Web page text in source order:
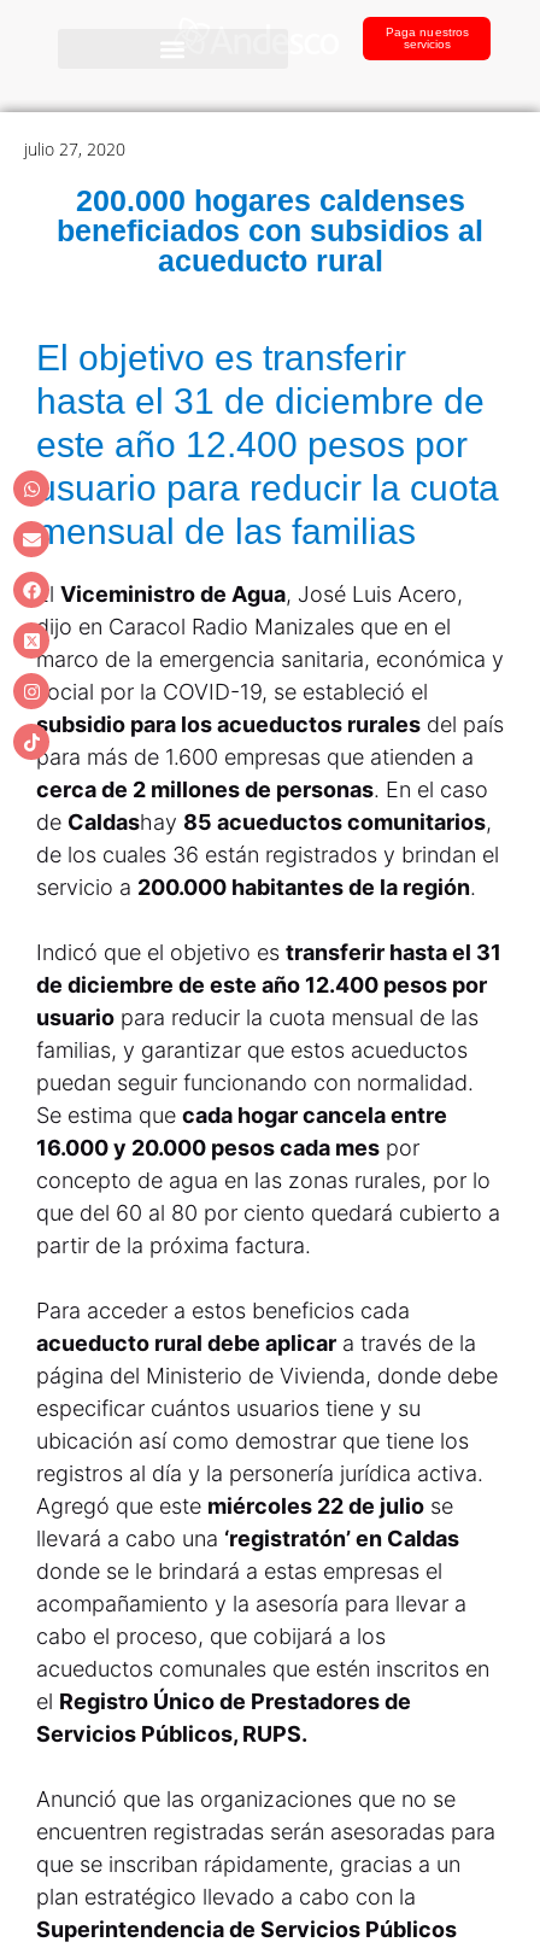
Paga nuestros
servicios
julio 27, 2020
200.000 hogares caldenses
beneficiados con subsidios al
acueducto rural
El objetivo es transferir
hasta el 31 de diciembre de
este año 12.400 pesos por
usuario para reducir la cuota
mensual de las familias
El Viceministro de Agua, José Luis Acero,
dijo en Caracol Radio Manizales que en el
marco de la emergencia sanitaria, económica y
social por la COVID-19, se estableció el
subsidio para los acueductos rurales del país
para más de 1.600 empresas que atienden a
cerca de 2 millones de personas. En el caso
de Caldashay 85 acueductos comunitarios,
de los cuales 36 están registrados y brindan el
servicio a 200.000 habitantes de la región.
Indicó que el objetivo es transferir hasta el 31
de diciembre de este año 12.400 pesos por
usuario para reducir la cuota mensual de las
familias, y garantizar que estos acueductos
puedan seguir funcionando con normalidad.
Se estima que cada hogar cancela entre
16.000 y 20.000 pesos cada mes por
concepto de agua en las zonas rurales, por lo
que del 60 al 80 por ciento quedará cubierto a
partir de la próxima factura.
Para acceder a estos beneficios cada
acueducto rural debe aplicar a través de la
página del Ministerio de Vivienda, donde debe
especificar cuántos usuarios tiene y su
ubicación así como demostrar que tiene los
registros al día y la personería jurídica activa.
Agregó que este miércoles 22 de julio se
llevará a cabo una ‘registratón’ en Caldas
donde se le brindará a estas empresas el
acompañamiento y la asesoría para llevar a
cabo el proceso, que cobijará a los
acueductos comunales que estén inscritos en
el Registro Único de Prestadores de
Servicios Públicos, RUPS.
Anunció que las organizaciones que no se
encuentren registradas serán asesoradas para
que se inscriban rápidamente, gracias a un
plan estratégico llevado a cabo con la
Superintendencia de Servicios Públicos